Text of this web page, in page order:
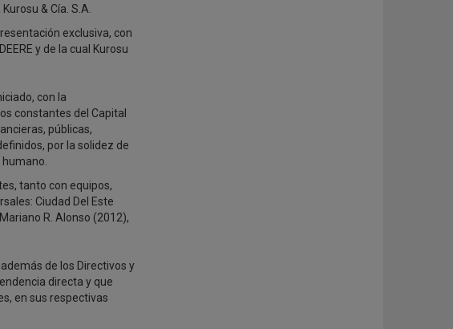
& Cía. S.A.
exclusiva, con
y de la cual Kurosu
con la
constantes del Capital
públicas,
por la solidez de
tanto con equipos,
Ciudad Del Este
R. Alonso (2012),
de los Directivos y
directa y que
en sus respectivas